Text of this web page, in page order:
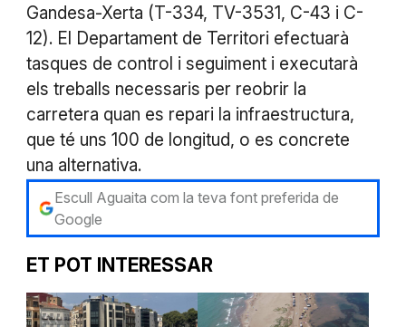
Gandesa-Xerta (T-334, TV-3531, C-43 i C-
12). El Departament de Territori efectuarà
tasques de control i seguiment i executarà
els treballs necessaris per reobrir la
carretera quan es repari la infraestructura,
que té uns 100 de longitud, o es concrete
una alternativa.
Escull Aguaita com la teva font preferida de
Google
ET POT INTERESSAR